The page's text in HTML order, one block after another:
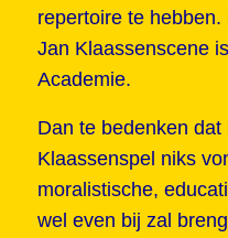
repertoire te
Jan Klaassenscene
Academie.
Dan te bedenken
Klaassenspel niks
moralistische,
wel even bij zal